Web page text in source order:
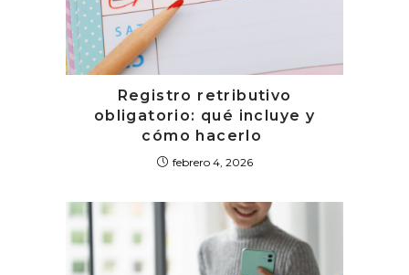
Registro retributivo
obligatorio: qué incluye y
cómo hacerlo
febrero 4, 2026